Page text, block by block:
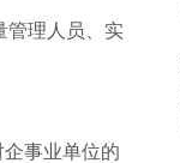
管理人员、实
事业单位的